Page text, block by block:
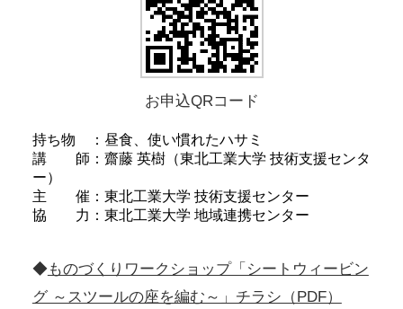
お申込QRコード
持ち物 ：昼食、使い慣れたハサミ
講 師：齋藤 英樹（東北工業大学 技術支援センタ
ー）
主 催：東北工業大学 技術支援センター
協 力：東北工業大学 地域連携センター
◆ものづくりワークショップ「シートウィービン
グ ～スツールの座を編む～」チラシ（PDF）